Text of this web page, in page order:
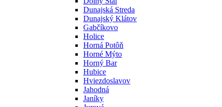
Dunajská Streda
Dunajský Klátov
Gabčíkovo
Holice
Horná Potôň
Horné Mýto
Horný Bar
Hubice
Hviezdoslavov
Jahodná
Janíky